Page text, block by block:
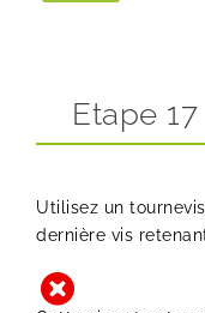
Etape 17
Utilisez un
dernière vis